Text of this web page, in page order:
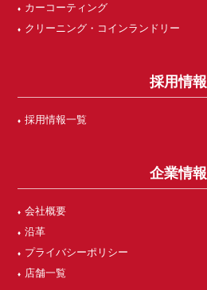
カーコーティング
クリーニング・コインランドリー
採用情報
採用情報一覧
企業情報
会社概要
沿革
プライバシーポリシー
店舗一覧